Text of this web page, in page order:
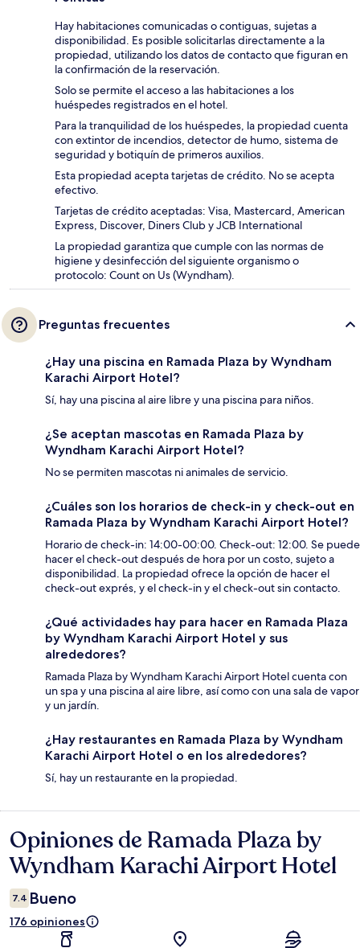
Hay habitaciones comunicadas o contiguas, sujetas a
disponibilidad. Es posible solicitarlas directamente a la
propiedad, utilizando los datos de contacto que figuran en
la confirmación de la reservación.
Solo se permite el acceso a las habitaciones a los
huéspedes registrados en el hotel.
Para la tranquilidad de los huéspedes, la propiedad cuenta
con extintor de incendios, detector de humo, sistema de
seguridad y botiquín de primeros auxilios.
Esta propiedad acepta tarjetas de crédito. No se acepta
efectivo.
Tarjetas de crédito aceptadas: Visa, Mastercard, American
Express, Discover, Diners Club y JCB International
La propiedad garantiza que cumple con las normas de
higiene y desinfección del siguiente organismo o
protocolo: Count on Us (Wyndham).
Preguntas frecuentes
¿Hay una piscina en Ramada Plaza by Wyndham
Karachi Airport Hotel?
Sí, hay una piscina al aire libre y una piscina para niños.
¿Se aceptan mascotas en Ramada Plaza by
Wyndham Karachi Airport Hotel?
No se permiten mascotas ni animales de servicio.
¿Cuáles son los horarios de check-in y check-out en
Ramada Plaza by Wyndham Karachi Airport Hotel?
Horario de check-in: 14:00-00:00. Check-out: 12:00. Se puede
hacer el check-out después de hora por un costo, sujeto a
disponibilidad. La propiedad ofrece la opción de hacer el
check-out exprés, y el check-in y el check-out sin contacto.
¿Qué actividades hay para hacer en Ramada Plaza
by Wyndham Karachi Airport Hotel y sus
alrededores?
Ramada Plaza by Wyndham Karachi Airport Hotel cuenta con
un spa y una piscina al aire libre, así como con una sala de vapor
y un jardín.
¿Hay restaurantes en Ramada Plaza by Wyndham
Karachi Airport Hotel o en los alrededores?
Sí, hay un restaurante en la propiedad.
Opiniones
Opiniones de Ramada Plaza by
Wyndham Karachi Airport Hotel
7.4 Bueno
176 opiniones